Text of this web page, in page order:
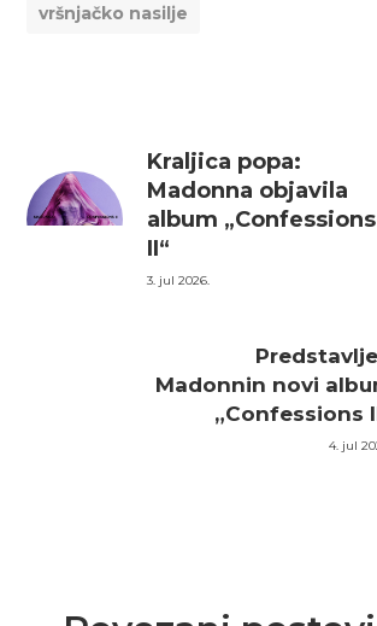
vršnjačko nasilje
Kraljica popa:
Madonna objavila
album „Confessions
II“
3. jul 2026.
Madonnin novi
„Confessions
4. jul